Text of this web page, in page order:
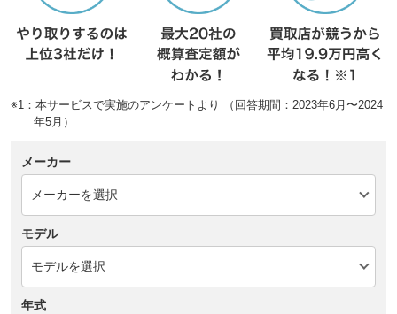
※1：本サービスで実施のアンケートより （回答期間：2023年6月〜2024
年5月）
メーカー
モデル
年式